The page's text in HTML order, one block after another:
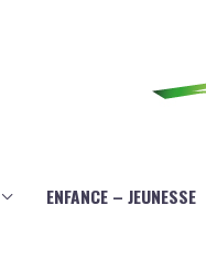
ENFANCE – JEUNESSE